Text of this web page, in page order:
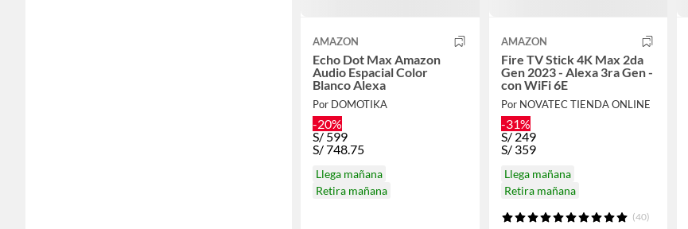
AMAZON
Echo Dot Max Amazon
Audio Espacial Color
Blanco Alexa
Por DOMOTIKA
-20%
S/599
S/748.75
Llega mañana
Retira mañana
AMAZON
Fire TV Stick 4K Max 2da
Gen 2023 - Alexa 3ra Gen -
con WiFi 6E
Por NOVATEC TIENDA ONLINE
-31%
S/249
S/ 359
Llega mañana
Retira mañana
(40)